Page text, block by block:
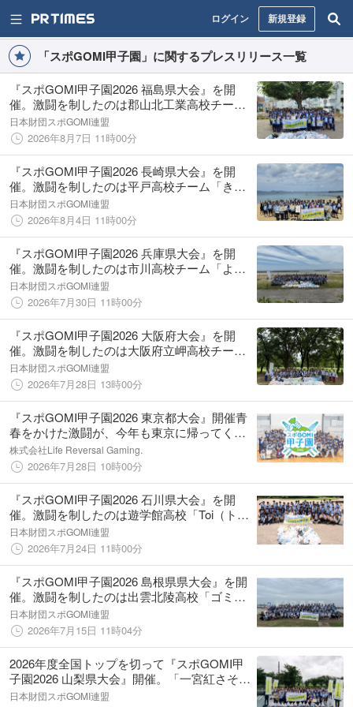
ログイン 新規登録
「スポGOMI甲子園」に関するプレスリリース一覧
『スポGOMI甲子園2026 福島県大会』を開
催。激闘を制したのは郡山北工業高校チーム
「ムーミンとその他たち」！当日は参加者全
126人で、140.42kgのごみを収集！
日本財団スポGOMI連盟
2026年8月7日 11時00分
『スポGOMI甲子園2026 長崎県大会』を開
催。激闘を制したのは平戸高校チーム「きた
べっぷ」！ 当日は参加者全60人で、
191.97kgのごみを収集！
日本財団スポGOMI連盟
2026年8月4日 11時00分
『スポGOMI甲子園2026 兵庫県大会』を開
催。激闘を制したのは市川高校チーム「よろ
しく市川です」！当日は兵庫県大会史上最多
の参加者全201人で、161.66kgのごみを収集！
日本財団スポGOMI連盟
2026年7月30日 11時00分
『スポGOMI甲子園2026 大阪府大会』を開
催。激闘を制したのは大阪府立岬高校チーム
「つつばやし」！当日は参加者全95人で、
81.84kgのごみを収集！
日本財団スポGOMI連盟
2026年7月28日 13時00分
『スポGOMI甲子園2026 東京都大会』開催青
春をかけた激闘が、今年も東京に帰ってく
る！目指せ、“高校生スポーツごみ拾い” 日本
一！
株式会社Life Reversal Gaming.
2026年7月28日 10時00分
『スポGOMI甲子園2026 石川県大会』を開
催。激闘を制したのは遊学館高校「Toi（ト
イ）」当日は参加者全54人で、47.6kgのごみ
を収集！
日本財団スポGOMI連盟
2026年7月24日 11時00分
『スポGOMI甲子園2026 島根県県大会』を開
催。激闘を制したのは出雲北陵高校「ゴミ滅
のトング」参加者84人で289.68kgのごみを収
集！
日本財団スポGOMI連盟
2026年7月15日 11時04分
2026年度全国トップを切って『スポGOMI甲
子園2026 山梨県大会』開催。「一宮紅さそり
隊Ⅱ」（甲府東・都留・笛吹合同チーム）が
日本財団スポGOMI連盟